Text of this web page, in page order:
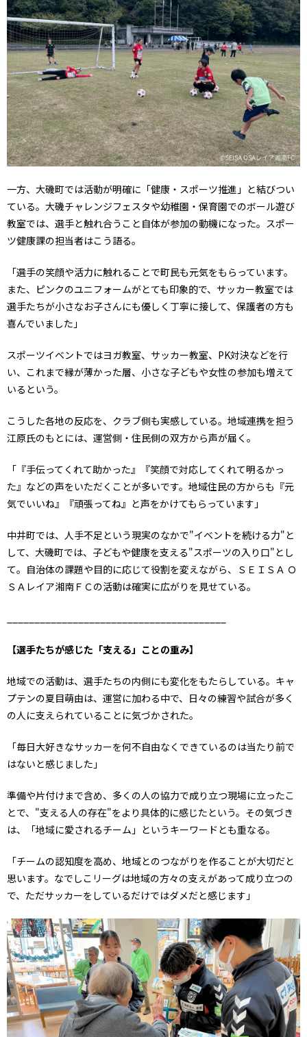
一方、大磯町では活動が明確に「健康・スポーツ推進」と結びつい
ている。大磯チャレンジフェスタや幼稚園・保育園でのボール遊び
教室では、選手と触れ合うこと自体が参加の動機になった。スポー
ツ健康課の担当者はこう語る。
「選手の笑顔や活力に触れることで町民も元気をもらっています。
また、ピンクのユニフォームがとても印象的で、サッカー教室では
選手たちが小さなお子さんにも優しく丁寧に接して、保護者の方も
喜んでいました」
スポーツイベントではヨガ教室、サッカー教室、PK対決などを行
い、これまで縁が薄かった層、小さな子どもや女性の参加も増えて
いるという。
こうした各地の反応を、クラブ側も実感している。地域連携を担う
江原氏のもとには、運営側・住民側の双方から声が届く。
「『手伝ってくれて助かった』『笑顔で対応してくれて明るかっ
た』などの声をいただくことが多いです。地域住民の方からも『元
気でいいね』『頑張ってね』と声をかけてもらっています」
中井町では、人手不足という現実のなかで"イベントを続ける力"と
して、大磯町では、子どもや健康を支える"スポーツの入り口"とし
て。自治体の課題や目的に応じて役割を変えながら、ＳＥＩＳＡ Ｏ
ＳＡレイア湘南ＦＣの活動は確実に広がりを見せている。
【選手たちが感じた「支える」ことの重み】
地域での活動は、選手たちの内側にも変化をもたらしている。キャ
プテンの夏目萌由は、運営に加わる中で、日々の練習や試合が多く
の人に支えられていることに気づかされた。
「毎日大好きなサッカーを何不自由なくできているのは当たり前で
はないと感じました」
準備や片付けまで含め、多くの人の協力で成り立つ現場に立ったこ
とで、"支える人の存在"をより具体的に感じたという。その気づき
は、「地域に愛されるチーム」というキーワードとも重なる。
「チームの認知度を高め、地域とのつながりを作ることが大切だと
思います。なでしこリーグは地域の方々の支えがあって成り立つの
で、ただサッカーをしているだけではダメだと感じます」